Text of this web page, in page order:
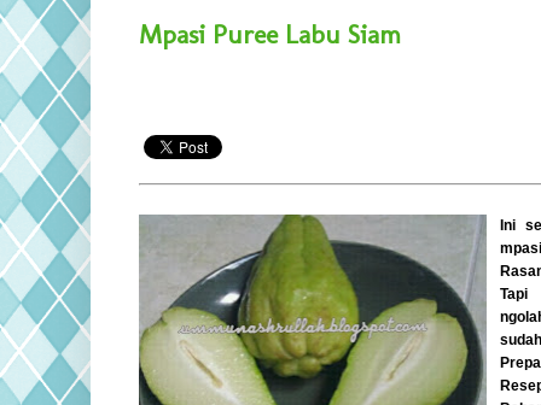
Mpasi Puree Labu Siam
Ini
Tapi